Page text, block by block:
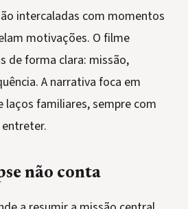
intercaladas com momentos
motivações. O filme
de forma clara: missão,
A narrativa foca em
laços familiares, sempre com
não conta